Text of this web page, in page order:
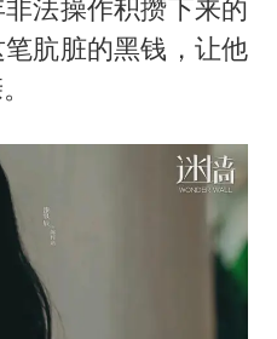
法操作积攒下来的
肮脏的黑钱，让他